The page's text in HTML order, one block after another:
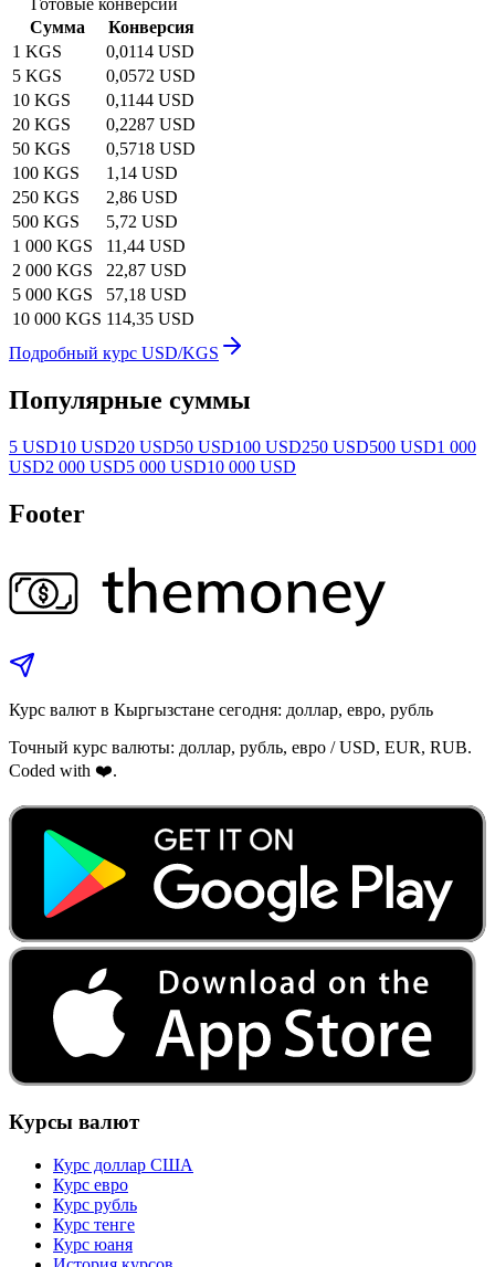
Готовые конверсии
Сумма
Конверсия
1 KGS
0,0114 USD
5 KGS
0,0572 USD
10 KGS
0,1144 USD
20 KGS
0,2287 USD
50 KGS
0,5718 USD
100 KGS
1,14 USD
250 KGS
2,86 USD
500 KGS
5,72 USD
1 000 KGS
11,44 USD
2 000 KGS
22,87 USD
5 000 KGS
57,18 USD
10 000 KGS 114,35 USD
Подробный курс USD/KGS
Популярные суммы
5 USD10 USD20 USD50 USD100 USD250 USD500 USD1 000
USD2 000 USD5 000 USD10 000 USD
Footer
Курс валют в Кыргызстане сегодня: доллар, евро, рубль
Точный курс валюты: доллар, рубль, евро / USD, EUR, RUB.
Coded with ❤️.
Курсы валют
Курс доллар США
Курс евро
Курс рубль
Курс тенге
Курс юаня